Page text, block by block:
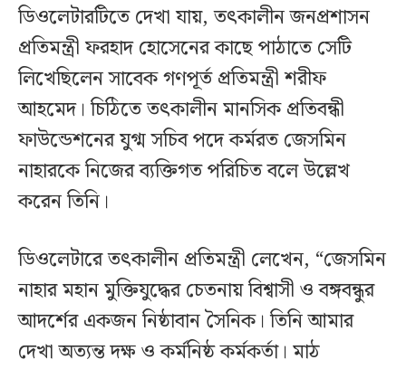
ডিওলেটারটিতে দেখা যায়, তৎকালীন জনপ্রশাসন
প্রতিমন্ত্রী ফরহাদ হোসেনের কাছে পাঠাতে সেটি
লিখেছিলেন সাবেক গণপূর্ত প্রতিমন্ত্রী শরীফ
আহমেদ। চিঠিতে তৎকালীন মানসিক প্রতিবন্ধী
ফাউন্ডেশনের যুগ্ম সচিব পদে কর্মরত জেসমিন
নাহারকে নিজের ব্যক্তিগত পরিচিত বলে উল্লেখ
করেন তিনি।
ডিওলেটারে তৎকালীন প্রতিমন্ত্রী লেখেন, “জেসমিন
নাহার মহান মুক্তিযুদ্ধের চেতনায় বিশ্বাসী ও বঙ্গবন্ধুর
আদর্শের একজন নিষ্ঠাবান সৈনিক। তিনি আমার
দেখা অত্যন্ত দক্ষ ও কর্মনিষ্ঠ কর্মকর্তা। মাঠ